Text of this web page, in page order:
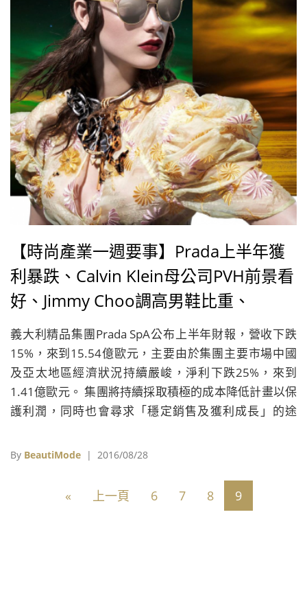
【時尚產業一週要事】Prada上半年獲
利暴跌、Calvin Klein母公司PVH前景看
好、Jimmy Choo調高男鞋比重、
Tiffany成本降低受惠、利豐業績下跌
14%
義大利精品集團Prada SpA公布上半年財報，營收下跌
15%，來到15.54億歐元，主要由於集團主要市場中國
及亞太地區經濟狀況持續嚴峻，淨利下跌25%，來到
1.41億歐元。 集團將持續採取積極的成本降低計畫以保
護利潤，同時也會尋求「穩定銷售及獲利成長」的途
2017年可以達成。
By BeautiMode | 2016/08/28
« 上一頁 6 7 8 9